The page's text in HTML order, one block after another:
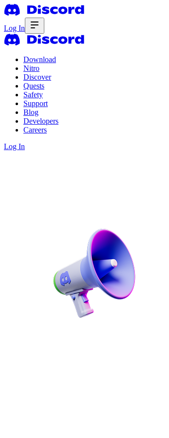
Log In
Download
Nitro
Discover
Quests
Safety
Support
Blog
Developers
Careers
Log In